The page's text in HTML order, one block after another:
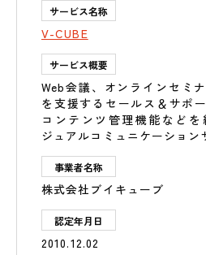
サービス名称
V-CUBE
サービス概要
Web会議、オンラインセミ
を支援するセールス＆サポ
コンテンツ管理機能など
ジュアルコミュニケーション
事業者名称
株式会社ブイキューブ
認定年月日
2010.12.02